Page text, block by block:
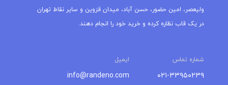
ولیعصر، امین حضور، حسن آباد، میدان قزوین و سایر نقاط تهران
در یک قاب نظاره کرده و خرید خود را انجام دهند.
شماره تماس ایمیل
۰۲۱-۳۳۹۵۰۲۳۹
info@randeno.com